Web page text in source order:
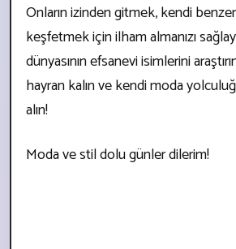
Onların izinden gitmek, kendi
keşfetmek için ilham almanızı
dünyasının efsanevi isimlerini
hayran kalın ve kendi moda
alın!
Moda ve stil dolu günler dilerim!